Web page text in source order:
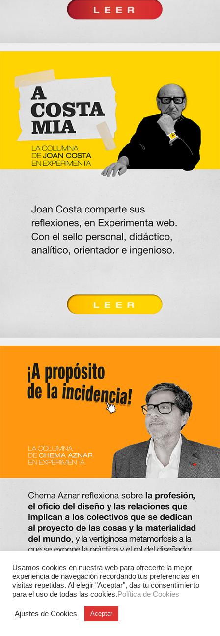
Usamos cookies en nuestra web para ofrecerte la mejor
experiencia de navegación recordando tus preferencias en
visitas repetidas. Al elegir "Aceptar", das tu consentimiento
para el uso de todas las cookies.Política de Cookies
Ajustes de Cookies Aceptar